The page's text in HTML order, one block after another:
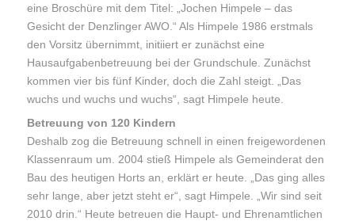
eine Broschüre mit dem Titel: „Jochen Himpele – das
Gesicht der Denzlinger AWO.“ Als Himpele 1986 erstmals
den Vorsitz übernimmt, initiiert er zunächst eine
Hausaufgabenbetreuung bei der Grundschule. Zunächst
kommen vier bis fünf Kinder, doch die Zahl steigt. „Das
wuchs und wuchs und wuchs“, sagt Himpele heute.
Betreuung von 120 Kindern
Deshalb zog die Betreuung schnell in einen freigewordenen
Klassenraum um. 2004 stieß Himpele als Gemeinderat den
Bau des heutigen Horts an, erklärt er heute. „Das ging alles
sehr lange, aber jetzt steht er“, sagt Himpele. „Wir sind seit
2010 drin.“ Heute betreuen die Haupt- und Ehrenamtlichen